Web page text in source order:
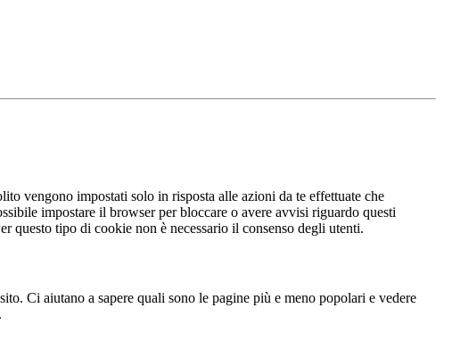
vengono impostati solo in risposta alle azioni da te effettuate che
impostare il browser per bloccare o avere avvisi riguardo questi
questo tipo di cookie non è necessario il consenso degli utenti.
Ci aiutano a sapere quali sono le pagine più e meno popolari e vedere